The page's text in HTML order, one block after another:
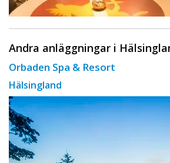
Andra anläggningar i
Orbaden Spa & Resort
Hälsingland